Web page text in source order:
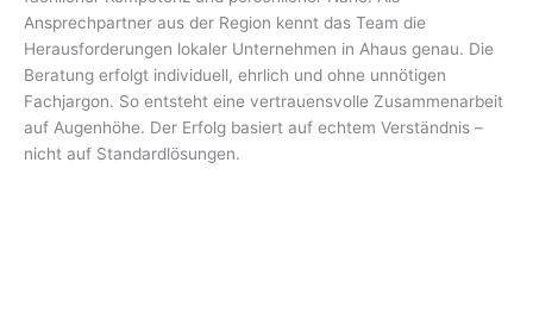
Ansprechpartner aus der Region kennt das Team die
Herausforderungen lokaler Unternehmen in Ahaus genau. Die
Beratung erfolgt individuell, ehrlich und ohne unnötigen
Fachjargon. So entsteht eine vertrauensvolle Zusammenarbeit
auf Augenhöhe. Der Erfolg basiert auf echtem Verständnis –
nicht auf Standardlösungen.